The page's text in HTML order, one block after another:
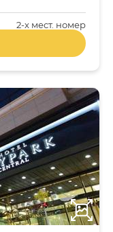
2-x мест. номер